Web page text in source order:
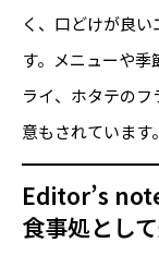
く、口どけが良
す。メニューや
ライ、ホタテの
意もされています。
Editor’s
食事処とし